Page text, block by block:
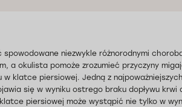
niezwykle różnorodnymi
a okulista pomoże zrozumieć przyczyny
w klatce piersiowej. Jedną z
się w wyniku ostrego braku dopływu krwi
piersiowej może wystąpić nie tylko w